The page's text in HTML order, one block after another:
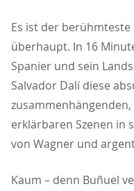
Es ist der
überhaupt. In 16
Spanier und sein
Salvador Dalí diese
erklärbaren Szenen in
von Wagner und
Kaum – denn Buñuel